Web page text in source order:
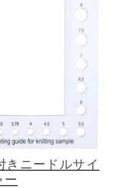
きニードルサイ
ー